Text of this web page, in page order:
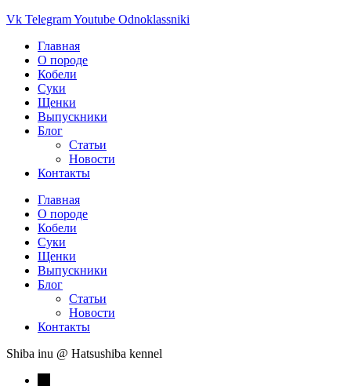
Vk TelegramYoutube Odnoklassniki
Главная
О породе
Кобели
Суки
Щенки
Выпускники
Блог
Статьи
Новости
Контакты
Главная
О породе
Кобели
Суки
Щенки
Выпускники
Блог
Статьи
Новости
Контакты
Shiba inu @ Hatsushiba kennel